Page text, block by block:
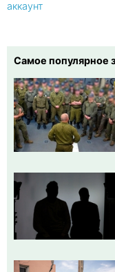
аккаунт
Самое популярное